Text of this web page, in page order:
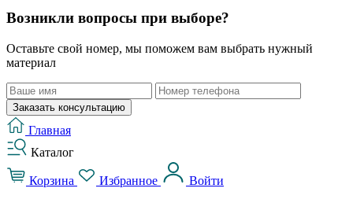
Возникли вопросы при выборе?
Оставьте свой номер, мы поможем вам выбрать нужный
материал
Заказать консультацию
Главная
Каталог
Корзина Избранное Войти